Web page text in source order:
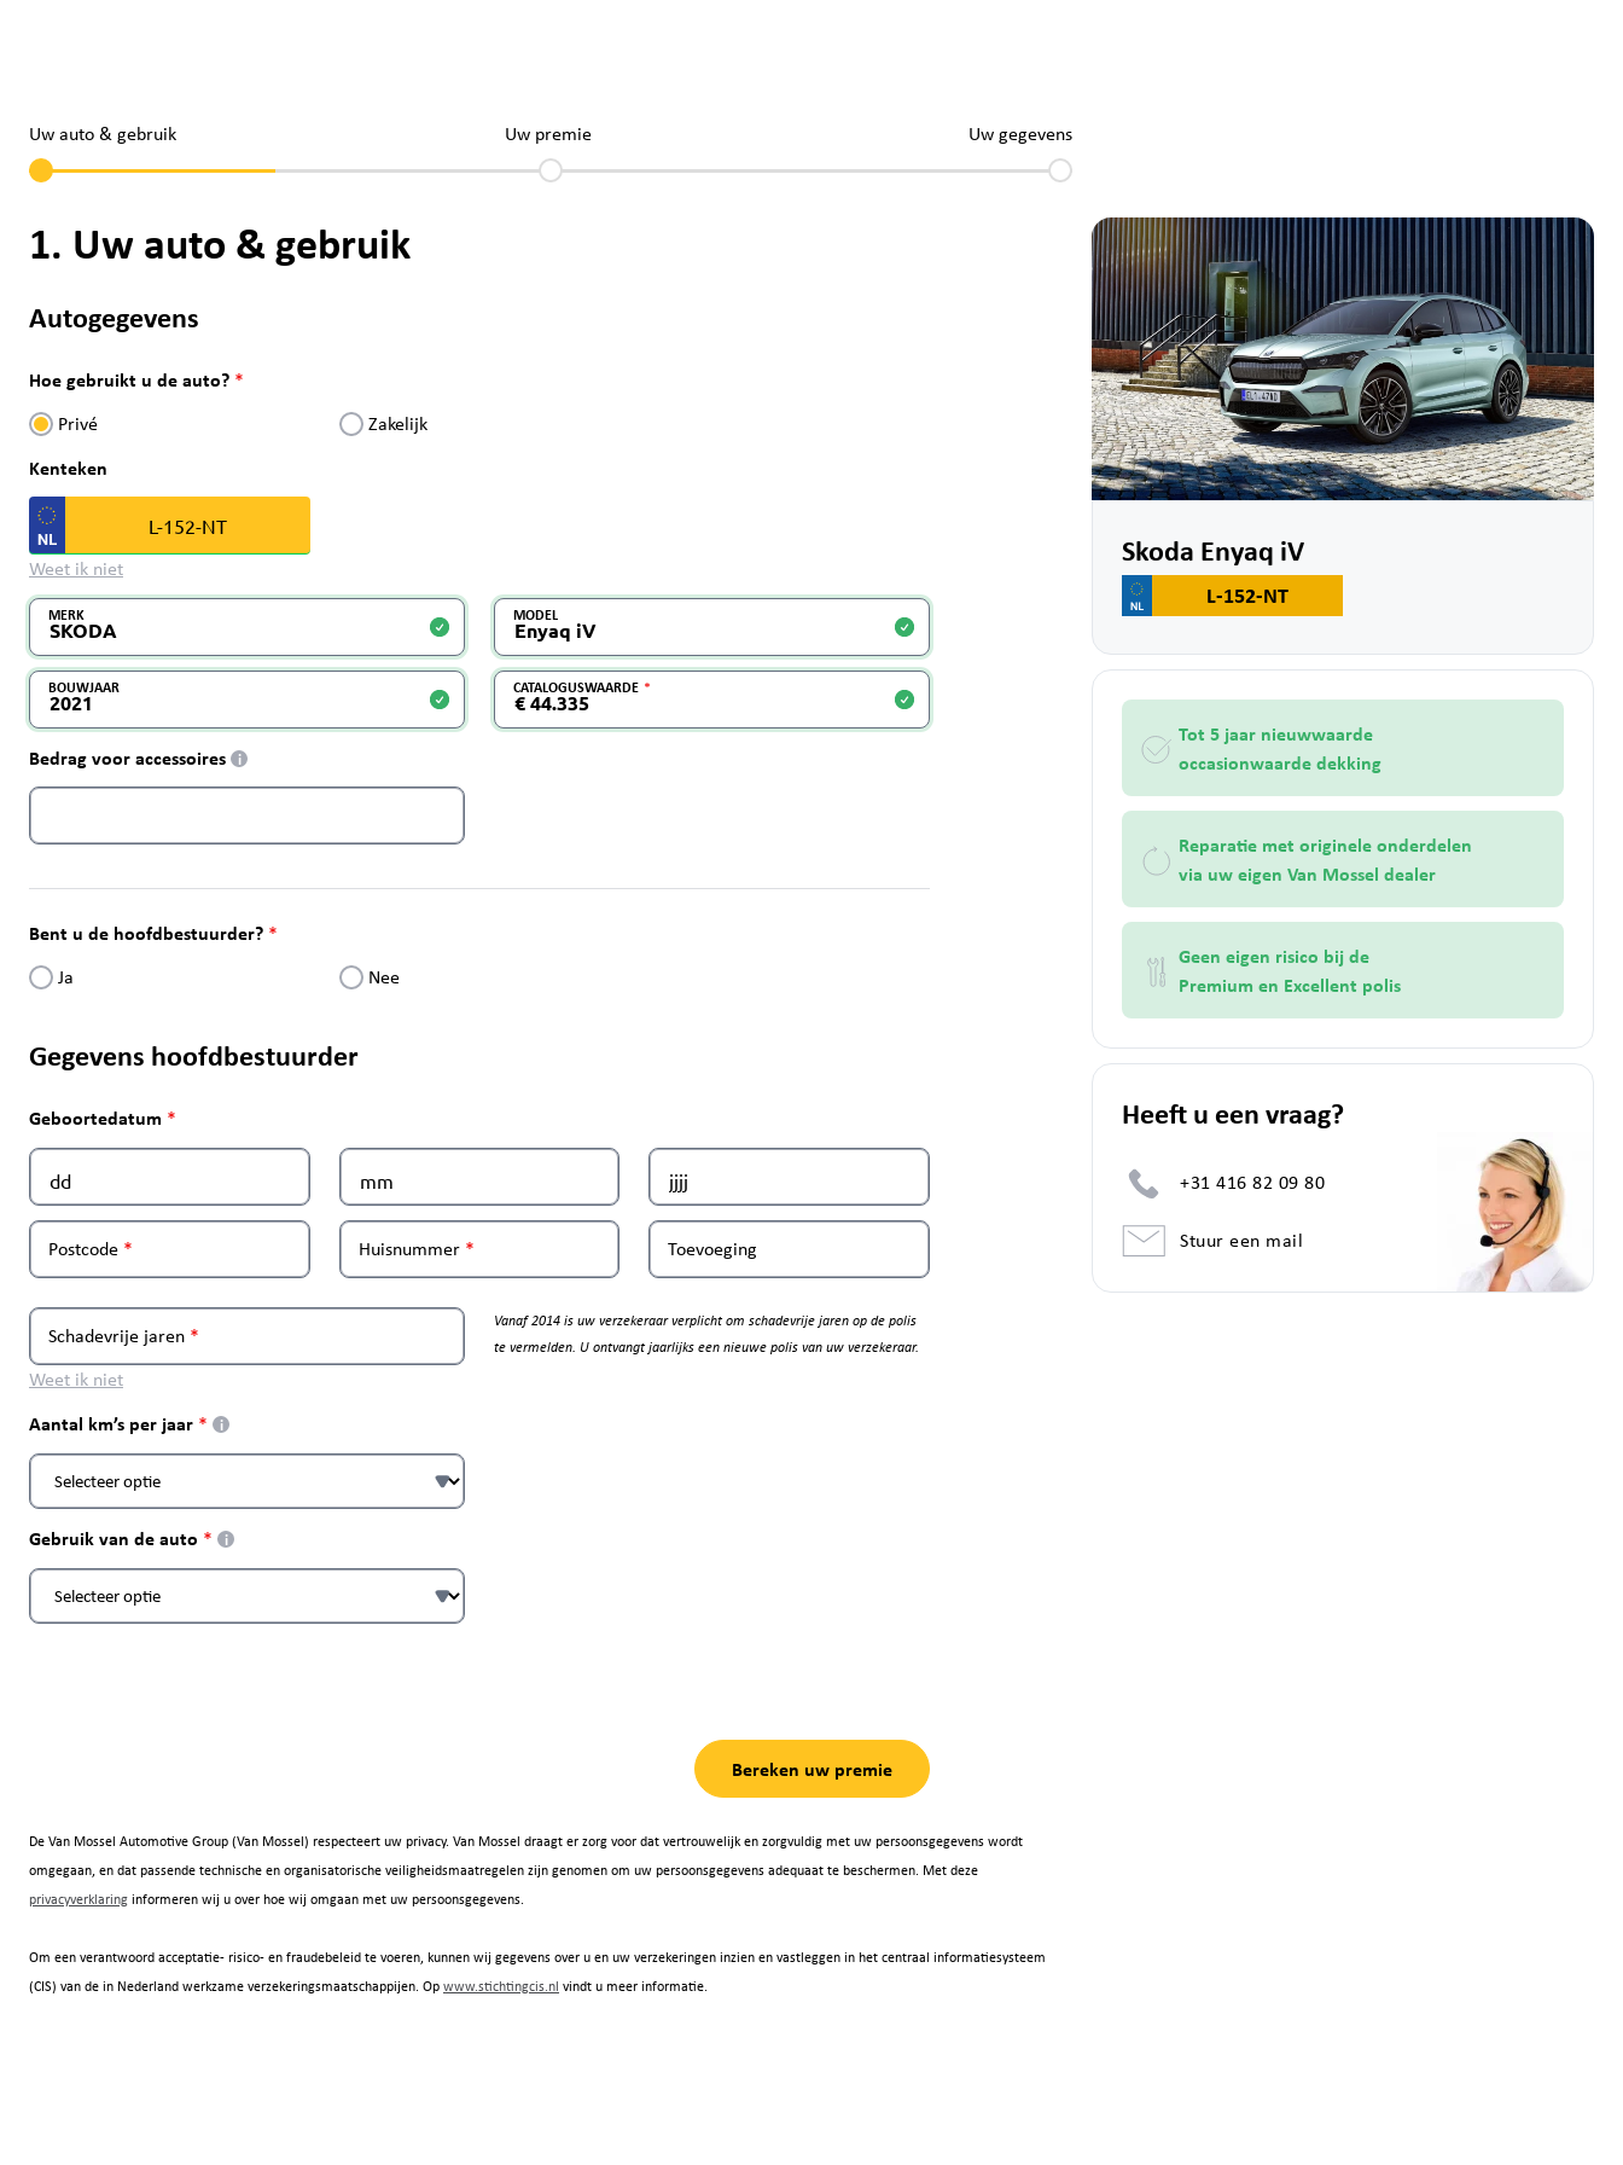
Uw auto & gebruik Uw premie Uw gegevens
1. Uw auto & gebruik
Autogegevens
Hoe gebruikt u de auto?
Privé Zakelijk
Kenteken
Weet ik niet
MERK MODEL
BOUWJAAR CATALOGUSWAARDE
Bedrag voor accessoires i
Bent u de hoofdbestuurder?
Ja Nee
Gegevens hoofdbestuurder
Geboortedatum
Postcode Huisnummer Toevoeging
Schadevrije jaren
Weet ik niet
Vanaf 2014 is uw verzekeraar verplicht om schadevrije jaren op de polis
te vermelden. U ontvangt jaarlijks een nieuwe polis van uw verzekeraar.
Aantal km’s per jaar i
Gebruik van de auto i
Bereken uw premie
De Van Mossel Automotive Group (Van Mossel) respecteert uw privacy. Van Mossel draagt er zorg voor dat vertrouwelijk en zorgvuldig met uw persoonsgegevens wordt
omgegaan, en dat passende technische en organisatorische veiligheidsmaatregelen zijn genomen om uw persoonsgegevens adequaat te beschermen. Met deze
privacyverklaringinformeren wij u over hoe wij omgaan met uw persoonsgegevens.
Om een verantwoord acceptatie- risico- en fraudebeleid te voeren, kunnen wij gegevens over u en uw verzekeringen inzien en vastleggen in het centraal informatiesysteem
(CIS) van de in Nederland werkzame verzekeringsmaatschappijen. Opwww.stichtingcis.nl vindt u meer informatie.
Skoda Enyaq iV
L-152-NT
Tot 5 jaar nieuwwaarde
occasionwaarde dekking
Reparatie met originele onderdelen
via uw eigen Van Mossel dealer
Geen eigen risico bij de
Premium en Excellent polis
Heeft u een vraag?
+31 416 82 09 80
Stuur een mail